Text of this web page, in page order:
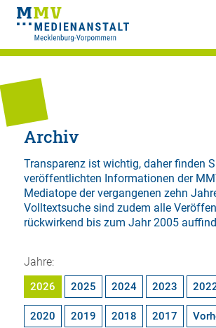
Archiv
Transparenz ist wichtig, daher finden
veröffentlichten Informationen der
Mediatope der vergangenen zehn
Volltextsuchesind zudem alle
rückwirkend bis zum Jahr 2005
Jahre:
2026 2025 2024 2023
2020 2019 2018 2017